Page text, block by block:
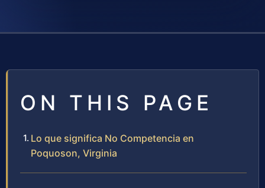
ON THIS PAGE
Lo que significa No Competencia en
Poquoson, Virginia